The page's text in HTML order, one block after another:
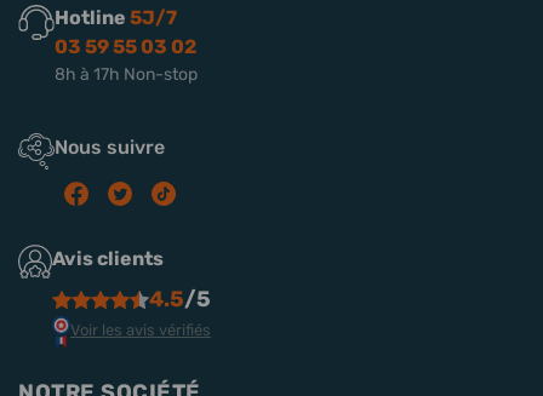
Hotline 5J/7
03 59 55 03 02
8h à 17h Non-stop
Nous suivre
Avis clients
4.5/5
Voir les avis vérifiés